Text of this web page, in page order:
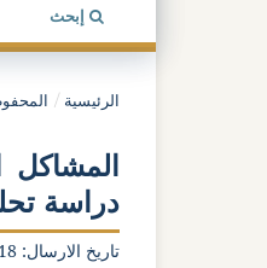
إبحث
الرئيسية /
دراسة
تاريخ الارسال: 19/06/2018 تاريخ القبول: 24/03/2019